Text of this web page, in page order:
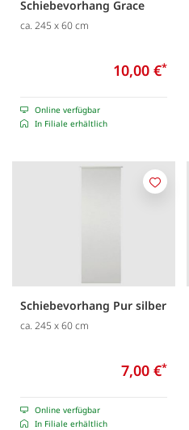
Schiebevorhang Grace
ca. 245 x 60 cm
10,00 €*
Online verfügbar
In Filiale erhältlich
Schiebevorhang Pur silber
ca. 245 x 60 cm
7,00 €*
Online verfügbar
In Filiale erhältlich
Merken